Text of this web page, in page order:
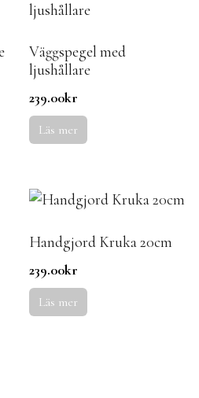
Väggspegel med
ljushållare
239.00kr
Läs mer
Handgjord Kruka 20cm
239.00kr
Läs mer